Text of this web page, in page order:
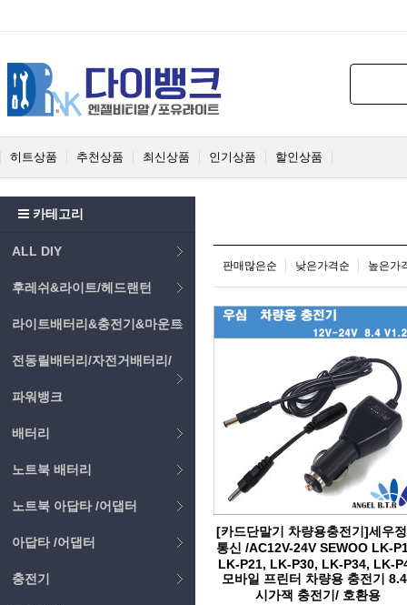
히트상품 추천상품 최신상품 인기상품 할인상품
카테고리
ALL DIY
후레쉬&라이트/헤드랜턴
라이트배터리&충전기&마운트
전동릴배터리/자전거배터리/
파워뱅크
배터리
노트북 배터리
노트북 아답타 /어댑터
아답타 /어댑터
충전기
판매많은순 낮은가격순 높은가
[카드단말기 차량용충전기]세우
통신 /AC12V-24V SEWOO LK-
LK-P21, LK-P30, LK-P34, LK-
모바일 프린터 차량용 충전기
시가잭 충전기/ 호환용